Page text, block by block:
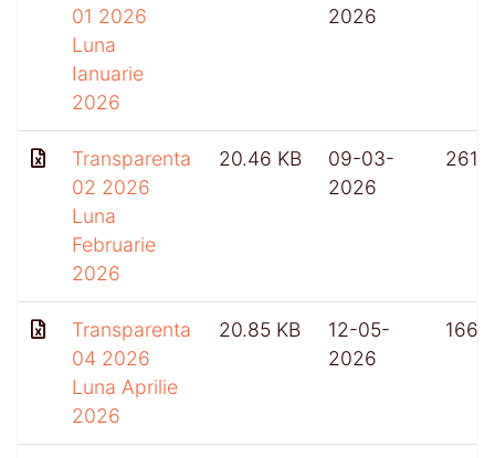
01 2026
Luna
Ianuarie
2026
2026
Transparenta
02 2026
Luna
Februarie
2026
20.46 KB
09-03-
2026
261
Transparenta
04 2026
Luna Aprilie
2026
20.85 KB
12-05-
2026
166